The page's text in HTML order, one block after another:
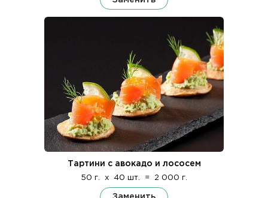
Тартини с авокадо и лососем
50 г. x 40 шт. = 2 000 г.
Заменить